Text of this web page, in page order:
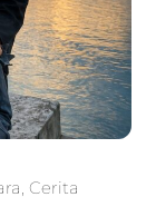
Cerita